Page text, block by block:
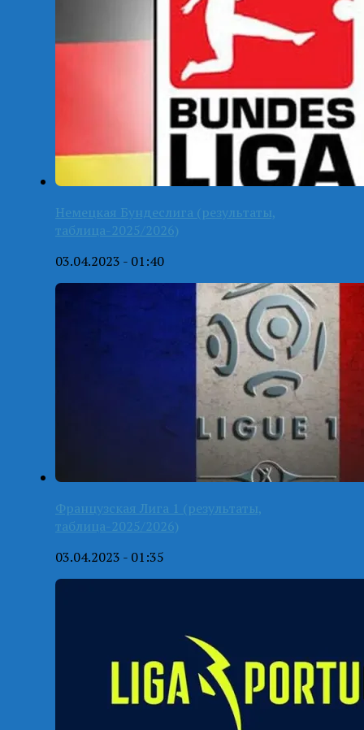
Немецкая Бундеслига (результаты,
таблица-2025/2026)
03.04.2023 - 01:40
Французская Лига 1 (результаты,
таблица-2025/2026)
03.04.2023 - 01:35